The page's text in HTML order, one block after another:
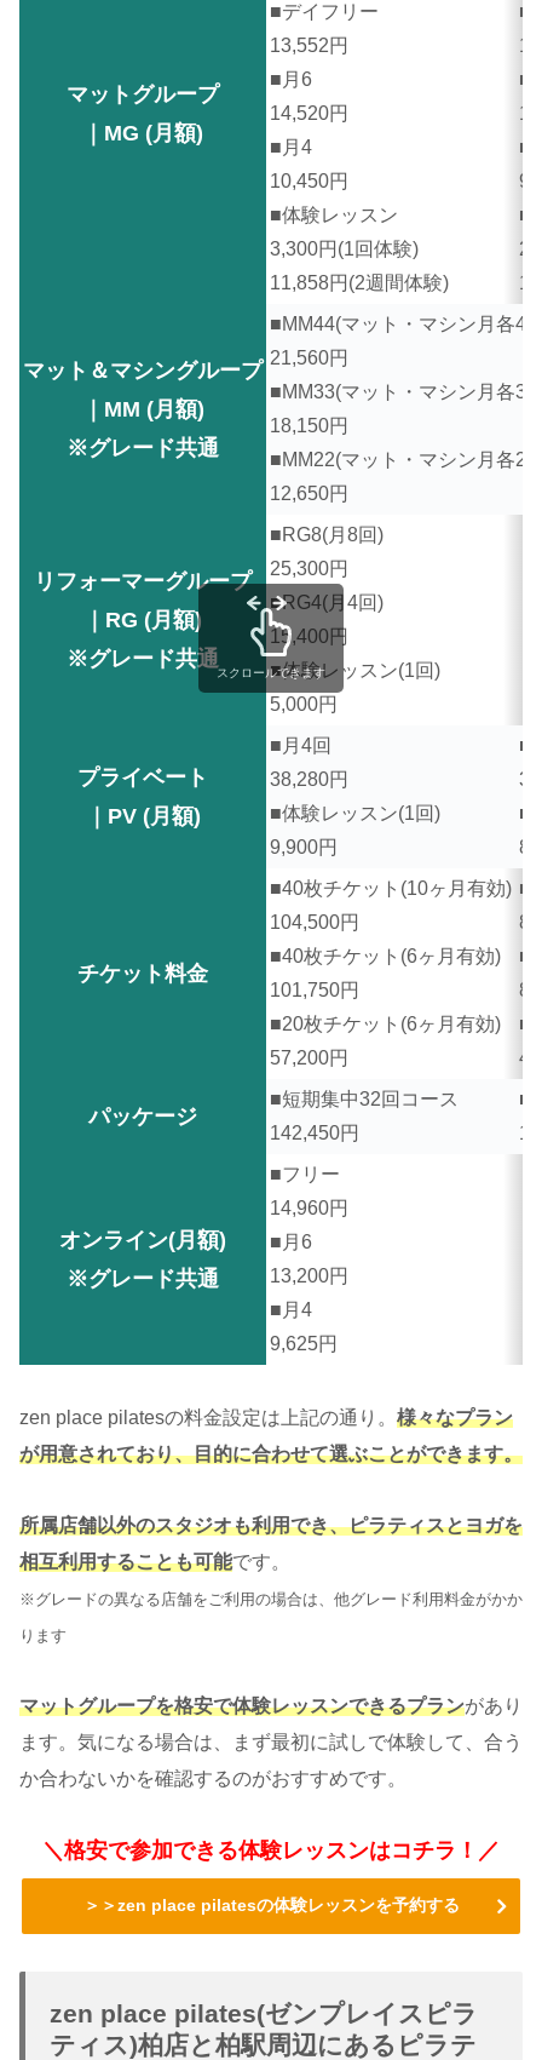
マットグループ
｜MG (月額)
■デイフリー
13,552円
■月6
14,520円
■月4
10,450円
■体験レッスン
3,300円(1回体験)
11,858円(2週間体験)
■
■
■
■
マット＆マシングループ
｜MM (月額)
※グレード共通
■MM44(マット・マシン月各4
21,560円
■MM33(マット・マシン月各3
18,150円
■MM22(マット・マシン月各2
12,650円
リフォーマーグループ
｜RG (月額)
※グレード共通
■RG8(月8回)
25,300円
■RG4(月4回)
15,400円
■体験レッスン(1回)
5,000円
プライベート
｜PV (月額)
■月4回
38,280円
■体験レッスン(1回)
9,900円
■
■
チケット料金
■40枚チケット(10ヶ月有効)
104,500円
■40枚チケット(6ヶ月有効)
101,750円
■20枚チケット(6ヶ月有効)
57,200円
パッケージ
■短期集中32回コース
142,450円
■
オンライン(月額)
※グレード共通
■フリー
14,960円
■月6
13,200円
■月4
9,625円
スクロールできます
zen place pilatesの料金設定は上記の通り。 様々なプラン
が用意されており、目的に合わせて選ぶことができます。
所属店舗以外のスタジオも利用でき、ピラティスとヨガを
相互利用することも可能です。
※グレードの異なる店舗をご利用の場合は、他グレード利用料金がかか
ります
マットグループを格安で体験レッスンできるプランがあり
ます。気になる場合は、まず最初に試しで体験して、合う
か合わないかを確認するのがおすすめです。
＼格安で参加できる体験レッスンはコチラ！／
＞＞zen place pilatesの体験レッスンを予約する
zen place pilates(ゼンプレイスピラ
ティス)柏店と柏駅周辺にあるピラテ